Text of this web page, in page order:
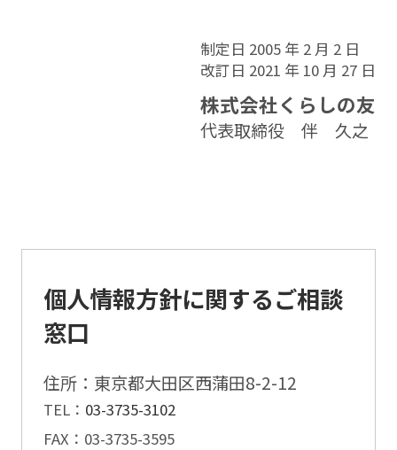
制定日 2005 年 2 月 2 日
改訂日 2021 年 10 月 27 日
株式会社くらしの友
代表取締役 伴 久之
個人情報方針に関するご相談
窓口
住所：東京都大田区西蒲田8-2-12
TEL： 03-3735-3102
FAX：03-3735-3595